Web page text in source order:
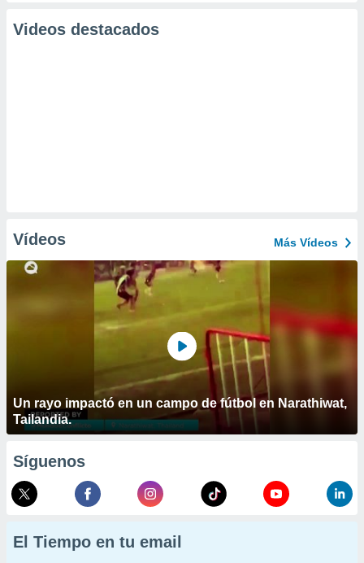
Videos destacados
Vídeos Más Vídeos
Un rayo impactó en un campo de fútbol en Narathiwat,
Tailandia.
Síguenos
El Tiempo en tu email